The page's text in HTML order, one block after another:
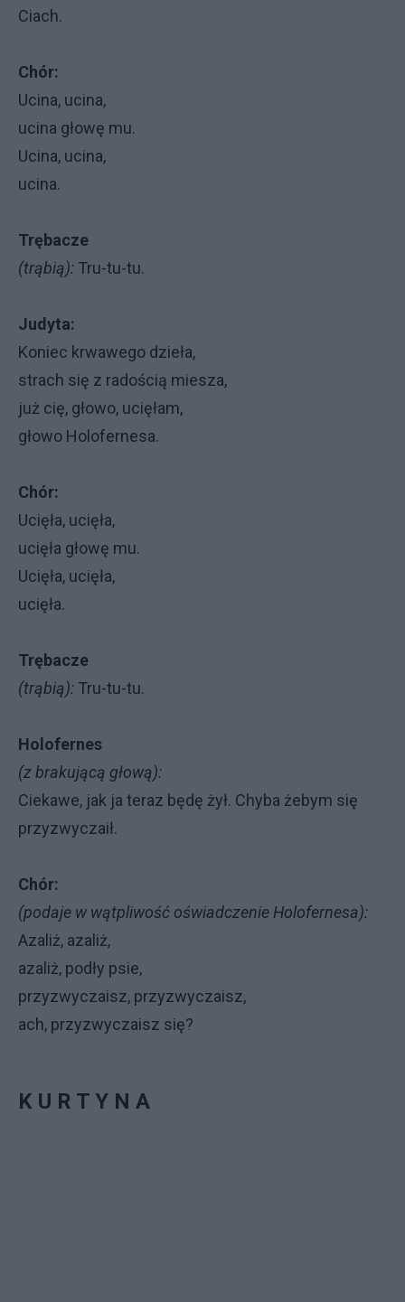
Ciach.
Chór:
Ucina, ucina,
ucina głowę mu.
Ucina, ucina,
ucina.
Trębacze
(trąbią): Tru-tu-tu.
Judyta:
Koniec krwawego dzieła,
strach się z radością miesza,
już cię, głowo, ucięłam,
głowo Holofernesa.
Chór:
Ucięła, ucięła,
ucięła głowę mu.
Ucięła, ucięła,
ucięła.
Trębacze
(trąbią): Tru-tu-tu.
Holofernes
(z brakującą głową):
Ciekawe, jak ja teraz będę żył. Chyba żebym się
przyzwyczaił.
Chór:
(podaje w wątpliwość oświadczenie Holofernesa):
Azaliż, azaliż,
azaliż, podły psie,
przyzwyczaisz, przyzwyczaisz,
ach, przyzwyczaisz się?
K U R T Y N A